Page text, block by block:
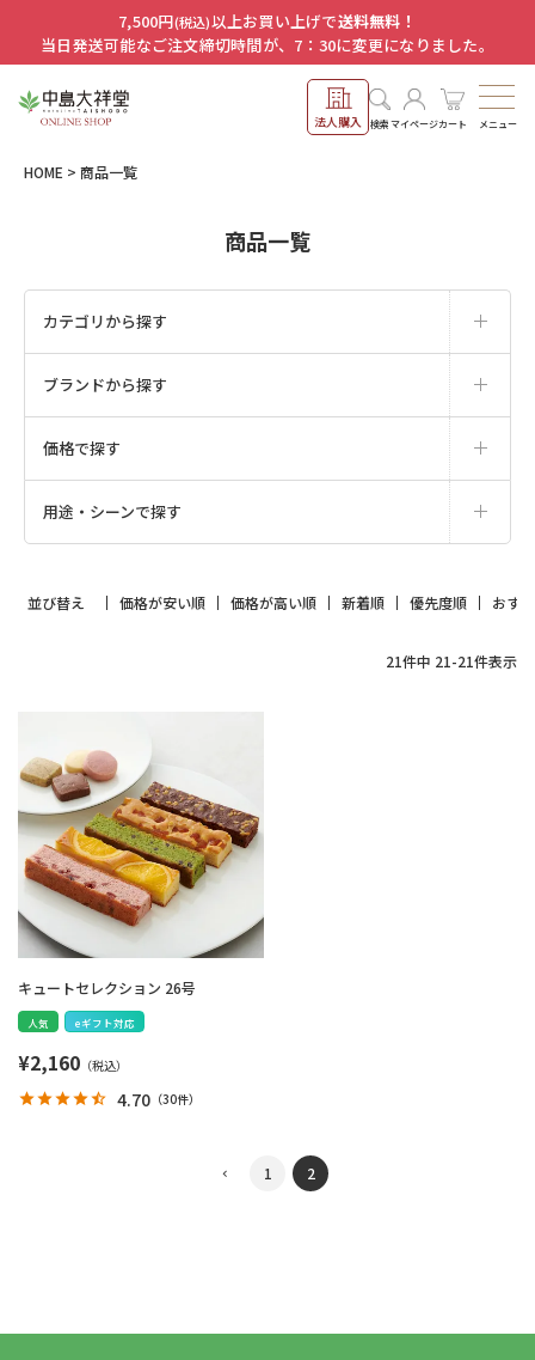
7,500円(税込)以上お買い上げで送料無料！
当日発送可能なご注文締切時間が、7：30に変更になりました。
法人購入 検索マイページカート メニュー
HOME 商品一覧
商品一覧
カテゴリから探す
ブランドから探す
価格で探す
用途・シーンで探す
並び替え 価格が安い順 価格が高い順 新着順 優先度順 おす
21件中 21-21件表示
キュートセレクション 26号
人気 eギフト対応
¥2,160
4.70 （30件）
1 2